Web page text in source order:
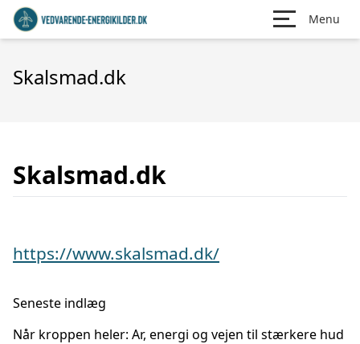
Menu
Skalsmad.dk
Skalsmad.dk
https://www.skalsmad.dk/
Seneste indlæg
Når kroppen heler: Ar, energi og vejen til stærkere hud